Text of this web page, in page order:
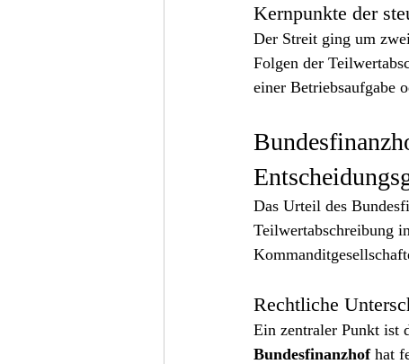
Kernpunkte der
Der Streit ging um
Folgen der
einer Betriebsaufgabe
Das Urteil des
Teilwertabschreibung
Rechtliche
Ein zentraler Punkt ist
Bundesfinanzhof hat